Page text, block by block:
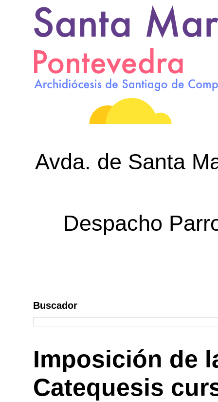
Avda. de Santa
Despacho
Buscador
Imposición de
Catequesis